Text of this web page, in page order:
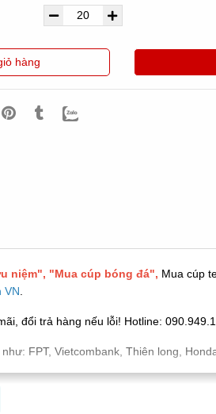
hàng
niệm", "Mua cúp bóng đá", Mua cúp
VN
đổi trả hàng nếu lỗi! Hotline:
FPT, Vietcombank, Thiên long,